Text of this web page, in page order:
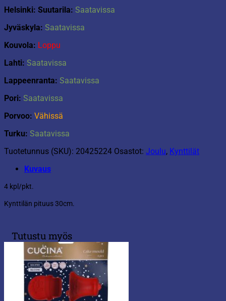
Helsinki: Suutarila: Saatavissa
Jyväskyla: Saatavissa
Kouvola: Loppu
Lahti: Saatavissa
Lappeenranta: Saatavissa
Pori: Saatavissa
Porvoo: Vähissä
Turku: Saatavissa
Tuotetunnus (SKU): 20425224 Osastot: Joulu, Kynttilät
Kuvaus
4 kpl/pkt.
Kynttilän pituus 30cm.
Tutustu myös